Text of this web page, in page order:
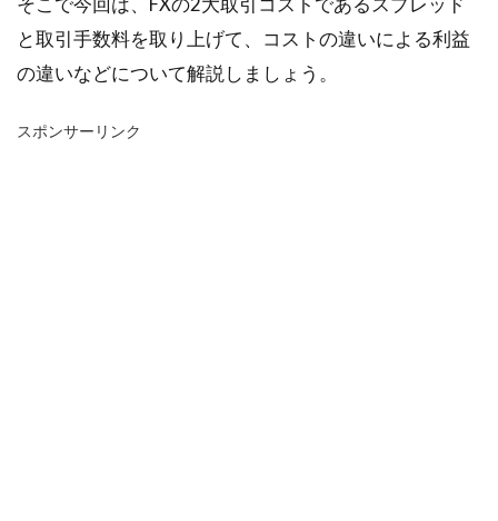
と取引手数料を取り上げて、コストの違いによる利益
の違いなどについて解説しましょう。
スポンサーリンク